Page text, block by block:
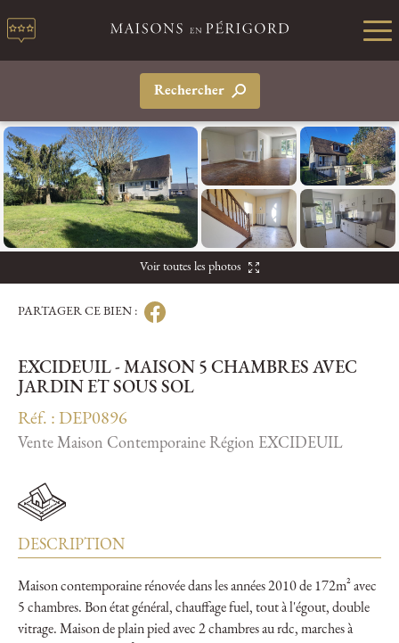
Rechercher
Voir toutes les photos
PARTAGER CE BIEN :
EXCIDEUIL - MAISON 5 CHAMBRES AVEC
JARDIN ET SOUS SOL
Réf. : DEP0896
Vente Maison Contemporaine Région EXCIDEUIL
DESCRIPTION
Maison contemporaine rénovée dans les années 2010 de 172m² avec
5 chambres. Bon état général, chauffage fuel, tout à l'égout, double
vitrage. Maison de plain pied avec 2 chambres au rdc, marches à